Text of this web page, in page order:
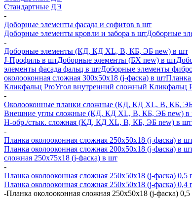
Стандартные ДЭ
-
Доборные элементы фасада и софитов в шт
Доборные элементы кровли и забора в штДоборные
-
Доборные элементы (КД, КД XL, В, КБ, ЭБ new) в шт
J-Профиль в штДоборные элементы (БХ new) в шт
элементы фасада фальц в штДоборные элементы
околооконная сложная 300х50х18 (j-фаска) в шт
Кликфальц ProУгол внутренний сложный Кликфальц
-
Околооконные планки сложные (КД, КД XL, В, КБ,
Внешние углы сложные (КД, КД XL, В, КБ, ЭБ new) в
H-обр./стык. сложная (КД, КД XL, В, КБ, ЭБ new) в шт
-
Планка околооконная сложная 250х50х18 (j-фаска) в
Планка околооконная сложная 200х50х18 (j-фаска) в
сложная 250х75х18 (j-фаска) в шт
-
Планка околооконная сложная 250х50х18 (j-фаска) 0,5
Планка околооконная сложная 250х50х18 (j-фаска) 0,4
-Планка околооконная сложная 250х50х18 (j-фаска)